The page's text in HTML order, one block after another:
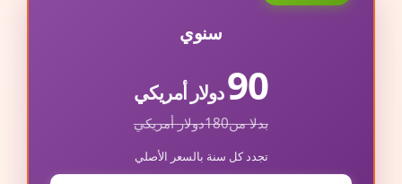
سنوي
90دولار أمريكي
بدلا من180دولار أمريكي
تجدد كل سنة بالسعر الأصلي